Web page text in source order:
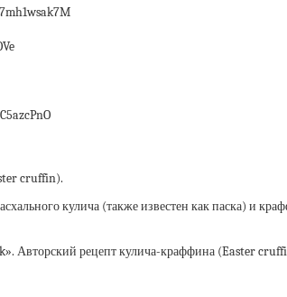
cruffin).
кулича (также известен как паска) и
Авторский рецепт кулича-краффина